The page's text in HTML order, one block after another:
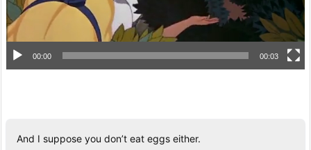
00:00 00:03
And I suppose you don’t eat eggs either.